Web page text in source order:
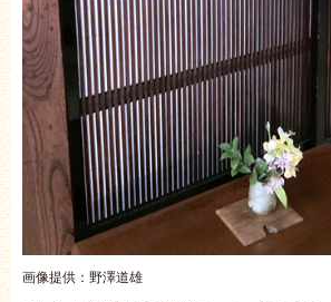
画像提供：野澤道雄